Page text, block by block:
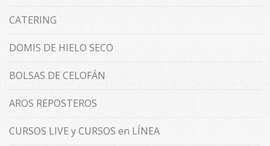
CATERING
DOMIS DE HIELO SECO
BOLSAS DE CELOFÁN
AROS REPOSTEROS
CURSOS LIVE y CURSOS en LÍNEA